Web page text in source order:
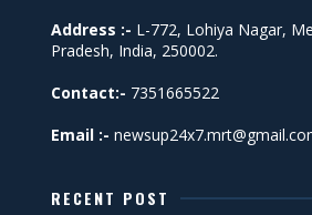
Address :- L-772, Lohiya Nagar,
Pradesh, India, 250002.
Contact:- 7351665522
Email :-
RECENT POST